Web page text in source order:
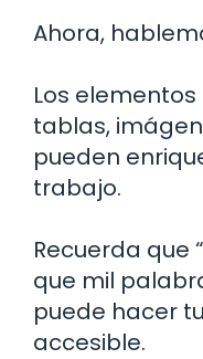
Ahora,
Los
tablas,
pueden
trabajo.
Recuerda que
que mil
puede hacer
accesible.